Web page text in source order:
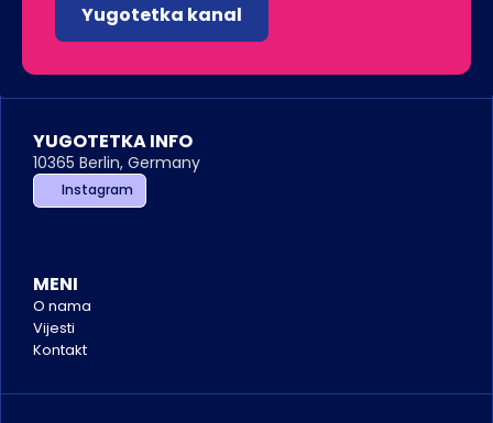
Yugotetka kanal
YUGOTETKA INFO
10365 Berlin, Germany
Instagram
MENI
O nama
Vijesti
Kontakt